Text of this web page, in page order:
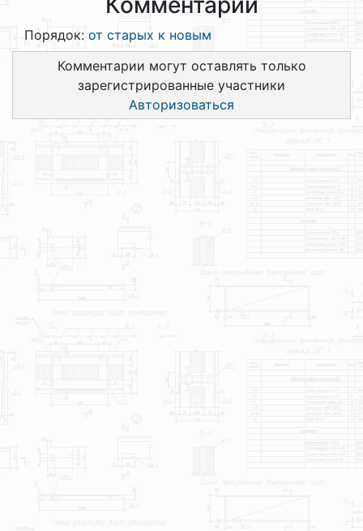
Порядок: от старых к новым
Комментарии могут оставлять только
зарегистрированные участники
Авторизоваться